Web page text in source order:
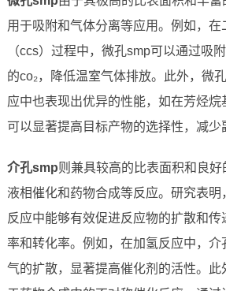
用于吸附和气体分离等应用。例如，
（ccs）过程中，微孔smp可以通过吸
的co₂，降低温室气体排放。此外，微
应中也表现出优异的性能，如在芳烃
可以显著提高目标产物的选择性，减少
介孔smp则兼具较高的比表面积和良
液相催化和药物合成等反应。研究表
反应中能够有效促进反应物的扩散和
率和转化率。例如，在加氢反应中，介
气的扩散，显著提高催化剂的活性。此